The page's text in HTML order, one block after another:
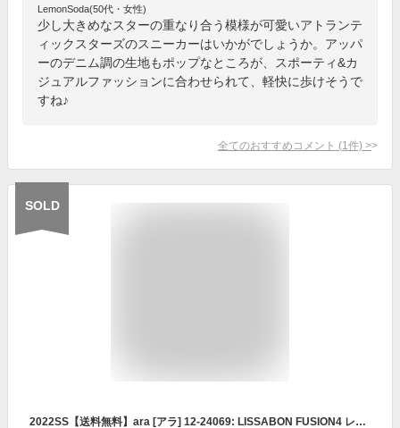
LemonSoda(50代・女性)
少し大きめなスターの重なり合う模様が可愛いアトランテ
ィックスターズのスニーカーはいかがでしょうか。アッパ
ーのデニム調の生地もポップなところが、スポーティ&カ
ジュアルファッションに合わせられて、軽快に歩けそうで
すね♪
全てのおすすめコメント (1 件) >
SOLD
2022SS【送料無料】ara [アラ] 12-24069: LISSABON FUSION4 レディース スニーカー